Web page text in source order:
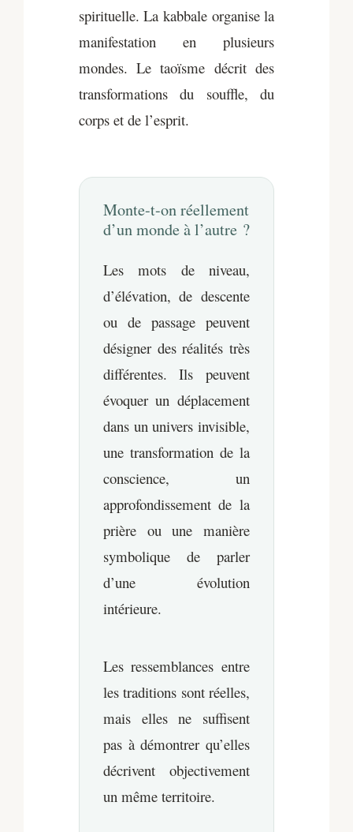
spirituelle. La kabbale organise la
manifestation en plusieurs
mondes. Le taoïsme décrit des
transformations du souffle, du
corps et de l’esprit.
Monte-t-on réellement
d’un monde à l’autre ?
Les mots de niveau,
d’élévation, de descente
ou de passage peuvent
désigner des réalités très
différentes. Ils peuvent
évoquer un déplacement
dans un univers invisible,
une transformation de la
conscience, un
approfondissement de la
prière ou une manière
symbolique de parler
d’une évolution
intérieure.
Les ressemblances entre
les traditions sont réelles,
mais elles ne suffisent
pas à démontrer qu’elles
décrivent objectivement
un même territoire.